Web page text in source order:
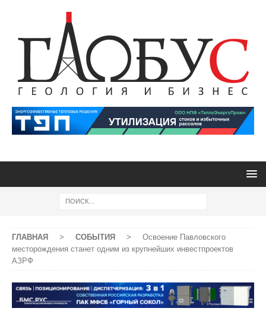
ГЛАВНАЯ > СОБЫТИЯ >
Освоение Павловского
месторождения станет одним из крупнейших инвестпроектов
АЗРФ